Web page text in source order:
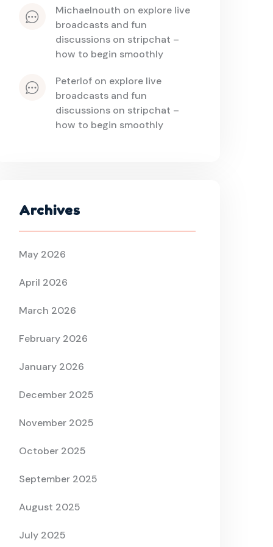
michaelnouth on explore live
broadcasts and fun
discussions on stripchat –
how to begin smoothly
peterlof on explore live
broadcasts and fun
discussions on stripchat –
how to begin smoothly
Archives
May 2026
April 2026
March 2026
February 2026
January 2026
December 2025
November 2025
October 2025
September 2025
August 2025
July 2025